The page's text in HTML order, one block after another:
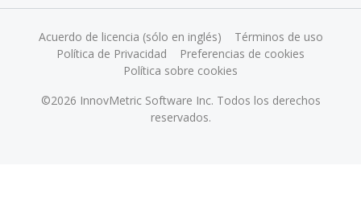
©2026 InnovMetric Software Inc. Todos los derechos
reservados.
Acuerdo de licencia (sólo en inglés)
Términos de uso
Política de Privacidad
Preferencias de cookies
Política sobre cookies